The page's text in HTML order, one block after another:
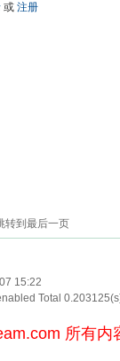
或 注册
转到最后一页
15:22
Total
所有内